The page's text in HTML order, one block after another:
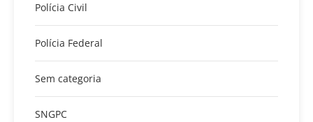
Polícia Civil
Polícia Federal
Sem categoria
SNGPC